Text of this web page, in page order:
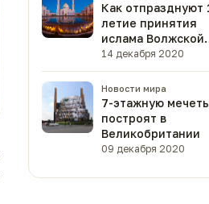
Как отпразднуют 1100-
летие принятия
ислама Волжской
Булгарией?
14 декабря 2020
Новости мира
7-этажную мечеть
построят в
Великобритании
09 декабря 2020